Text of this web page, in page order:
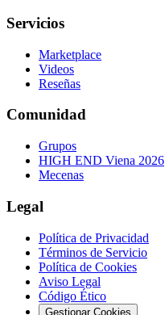
Servicios
Marketplace
Videos
Reseñas
Comunidad
Grupos
HIGH END Viena 2026
Mecenas
Legal
Política de Privacidad
Términos de Servicio
Política de Cookies
Aviso Legal
Código Ético
Gestionar Cookies